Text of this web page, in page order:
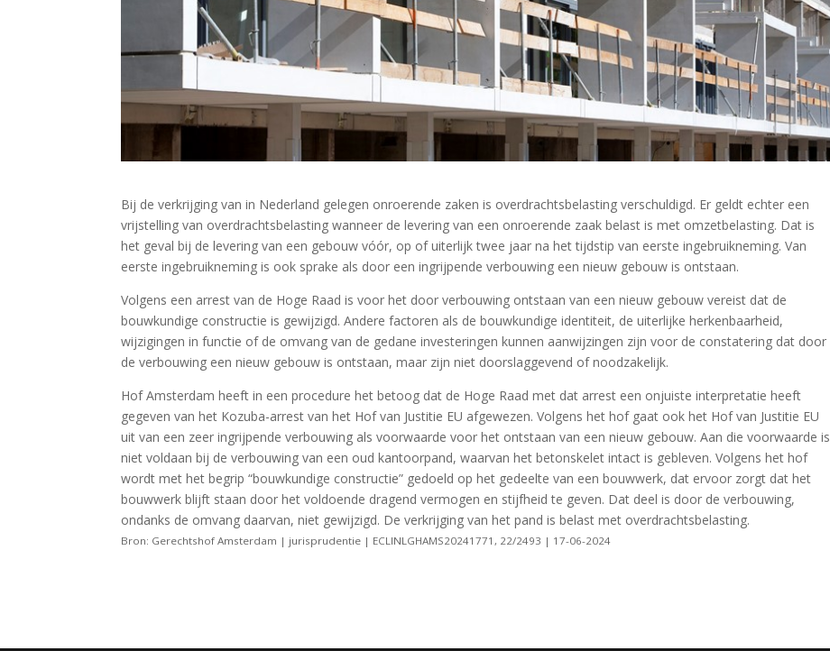
Bij de verkrijging van in Nederland gelegen onroerende zaken is overdrachtsbelasting verschuldigd. Er geldt echter een
vrijstelling van overdrachtsbelasting wanneer de levering van een onroerende zaak belast is met omzetbelasting. Dat is
het geval bij de levering van een gebouw vóór, op of uiterlijk twee jaar na het tijdstip van eerste ingebruikneming. Van
eerste ingebruikneming is ook sprake als door een ingrijpende verbouwing een nieuw gebouw is ontstaan.
Volgens een arrest van de Hoge Raad is voor het door verbouwing ontstaan van een nieuw gebouw vereist dat de
bouwkundige constructie is gewijzigd. Andere factoren als de bouwkundige identiteit, de uiterlijke herkenbaarheid,
wijzigingen in functie of de omvang van de gedane investeringen kunnen aanwijzingen zijn voor de constatering dat door
de verbouwing een nieuw gebouw is ontstaan, maar zijn niet doorslaggevend of noodzakelijk.
Hof Amsterdam heeft in een procedure het betoog dat de Hoge Raad met dat arrest een onjuiste interpretatie heeft
gegeven van het Kozuba-arrest van het Hof van Justitie EU afgewezen. Volgens het hof gaat ook het Hof van Justitie EU
uit van een zeer ingrijpende verbouwing als voorwaarde voor het ontstaan van een nieuw gebouw. Aan die voorwaarde is
niet voldaan bij de verbouwing van een oud kantoorpand, waarvan het betonskelet intact is gebleven. Volgens het hof
wordt met het begrip “bouwkundige constructie” gedoeld op het gedeelte van een bouwwerk, dat ervoor zorgt dat het
bouwwerk blijft staan door het voldoende dragend vermogen en stijfheid te geven. Dat deel is door de verbouwing,
ondanks de omvang daarvan, niet gewijzigd. De verkrijging van het pand is belast met overdrachtsbelasting.
Bron: Gerechtshof Amsterdam | jurisprudentie | ECLINLGHAMS20241771, 22/2493 | 17-06-2024